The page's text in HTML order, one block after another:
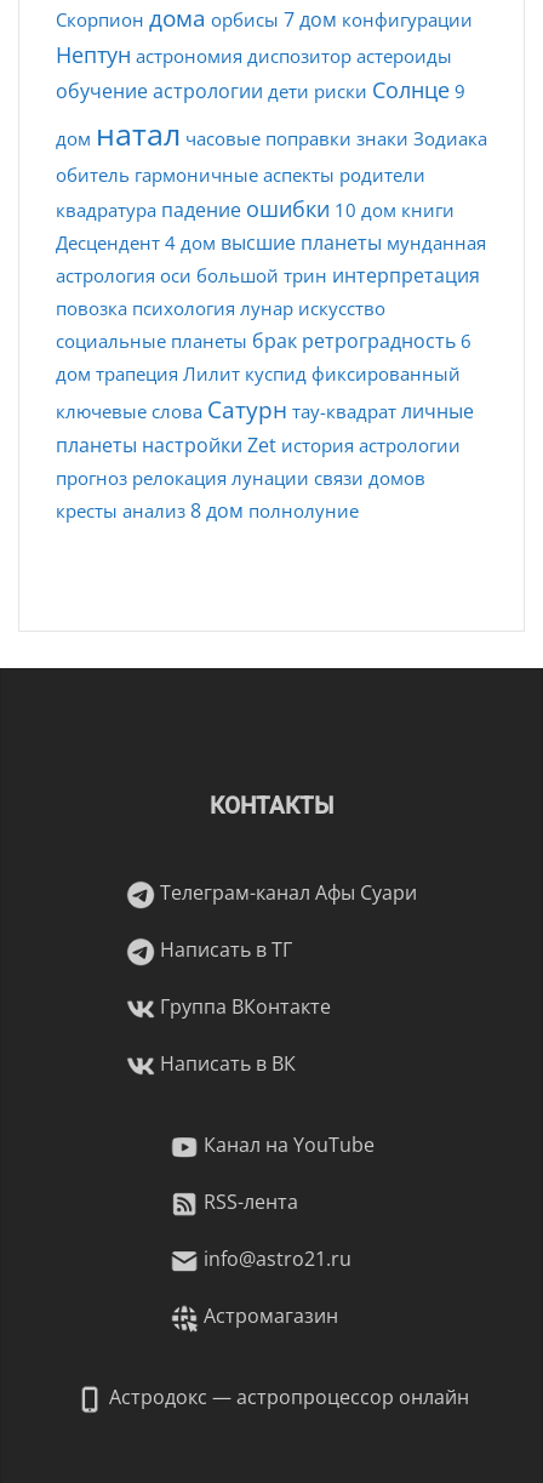
Скорпион дома орбисы 7 дом конфигурации
Нептун астрономия диспозитор астероиды
обучение астрологии дети риски Солнце 9
дом натал часовые поправки знаки Зодиака
обитель гармоничные аспекты родители
квадратура падение ошибки 10 дом книги
Десцендент 4 дом высшие планеты мунданная
астрология оси большой трин интерпретация
повозка психология лунар искусство
социальные планеты брак ретроградность 6
дом трапеция Лилит куспид фиксированный
ключевые слова Сатурн тау-квадрат личные
планеты настройки Zet история астрологии
прогноз релокация лунации связи домов
кресты анализ 8 дом полнолуние
КОНТАКТЫ
Телеграм-канал Афы Суари
Написать в ТГ
Группа ВКонтакте
Написать в ВК
Канал на YouTube
RSS-лента
info@astro21.ru
Астромагазин
Астродокс — астропроцессор онлайн